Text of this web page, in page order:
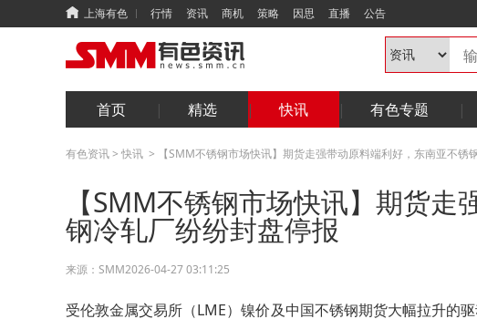
上海有色 行情 资讯 商机 策略 因思 直播 公告
首页 精选 快讯 有色专题
有色资讯> 快讯 > 【SMM不锈钢市场快讯】期货走强带动原料端利好，东南亚不锈
【SMM不锈钢市场快讯】期货
钢冷轧厂纷纷封盘停报
来源： SMM2026-04-27 03:11:25
受伦敦金属交易所（LME）镍价及中国不锈钢期货大幅拉升的